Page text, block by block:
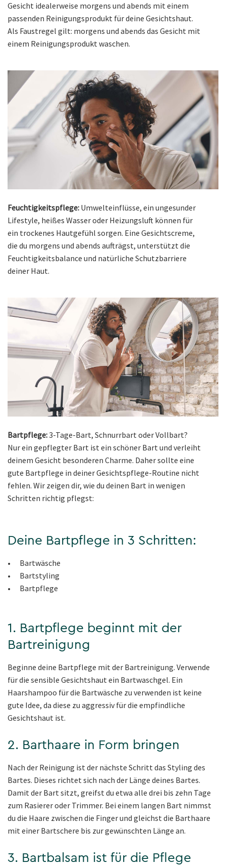
Gesicht idealerweise morgens und abends mit einem
passenden Reinigungsprodukt für deine Gesichtshaut.
Als Faustregel gilt: morgens und abends das Gesicht mit
einem Reinigungsprodukt waschen.
Feuchtigkeitspflege: Umwelteinflüsse, ein ungesunder
Lifestyle, heißes Wasser oder Heizungsluft können für
ein trockenes Hautgefühl sorgen. Eine Gesichtscreme,
die du morgens und abends aufträgst, unterstützt die
Feuchtigkeitsbalance und natürliche Schutzbarriere
deiner Haut.
Bartpflege:3-Tage-Bart, Schnurrbart oder Vollbart?
Nur ein gepflegter Bart ist ein schöner Bart und verleiht
deinem Gesicht besonderen Charme. Daher sollte eine
gute Bartpflege in deiner Gesichtspflege-Routine nicht
fehlen. Wir zeigen dir, wie du deinen Bart in wenigen
Schritten richtig pflegst:
Deine Bartpflege in 3 Schritten:
• Bartwäsche
• Bartstyling
• Bartpflege
1. Bartpflege beginnt mit der
Bartreinigung
Beginne deine Bartpflege mit der Bartreinigung. Verwende
für die sensible Gesichtshaut ein Bartwaschgel. Ein
Haarshampoo für die Bartwäsche zu verwenden ist keine
gute Idee, da diese zu aggressiv für die empfindliche
Gesichtshaut ist.
2. Barthaare in Form bringen
Nach der Reinigung ist der nächste Schritt das Styling des
Bartes. Dieses richtet sich nach der Länge deines Bartes.
Damit der Bart sitzt, greifst du etwa alle drei bis zehn Tage
zum Rasierer oder Trimmer. Bei einem langen Bart nimmst
du die Haare zwischen die Finger und gleichst die Barthaare
mit einer Bartschere bis zur gewünschten Länge an.
3. Bartbalsam ist für die Pflege